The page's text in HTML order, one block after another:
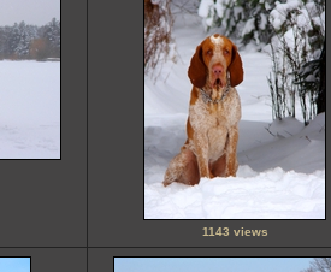
1143 views